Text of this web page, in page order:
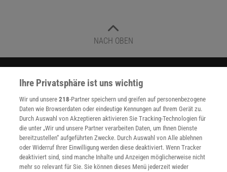
NACH OBEN
Für Sie im Spektrum-Shop und am Kiosk:
WEITERE NEUERSCHEINUNGEN SPEKTRUM SHOP
Ihre Privatsphäre ist uns wichtig
Wir und unsere218-Partner speichern und greifen auf personenbezogene
Daten wie Browserdaten oder eindeutige Kennungen auf Ihrem Gerät zu.
Durch Auswahl von Akzeptieren aktivieren Sie Tracking-Technologien für
die unter „Wir und unsere Partner verarbeiten Daten, um Ihnen Dienste
bereitzustellen“ aufgeführten Zwecke. Durch Auswahl von Alle ablehnen
oder Widerruf Ihrer Einwilligung werden diese deaktiviert. Wenn Tracker
deaktiviert sind, sind manche Inhalte und Anzeigen möglicherweise nicht
mehr so relevant für Sie. Sie können dieses Menü jederzeit wieder